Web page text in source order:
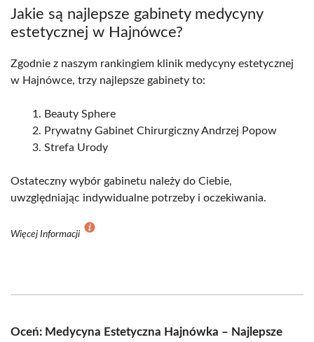
Jakie są najlepsze gabinety medycyny
estetycznej w Hajnówce?
Zgodnie z naszym rankingiem klinik medycyny estetycznej
w Hajnówce, trzy najlepsze gabinety to:
Beauty Sphere
Prywatny Gabinet Chirurgiczny Andrzej Popow
Strefa Urody
Ostateczny wybór gabinetu należy do Ciebie,
uwzględniając indywidualne potrzeby i oczekiwania.
Więcej Informacji
Oceń: Medycyna Estetyczna Hajnówka – Najlepsze